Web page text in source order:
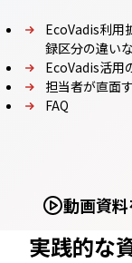
EcoVadis利用
録区分の違い
EcoVadis活用
担当者が直面
FAQ
動画資
実践的な